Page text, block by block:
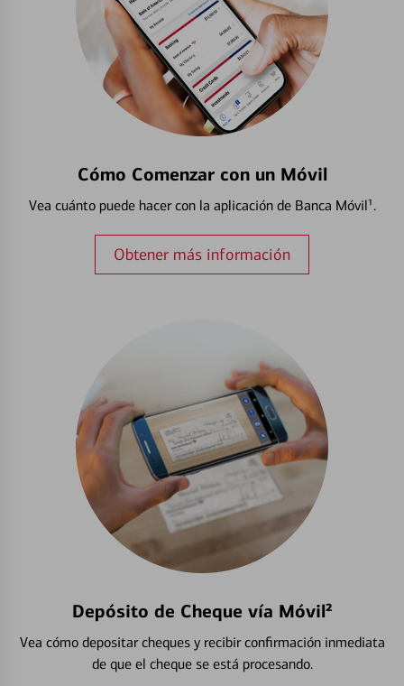
Cómo Comenzar con un Móvil
Vea cuánto puede hacer con la aplicación de Banca Móvil¹.
Obtener más información
Depósito de Cheque vía Móvil²
Vea cómo depositar cheques y recibir confirmación inmediata
de que el cheque se está procesando.